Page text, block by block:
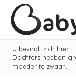
U bevindt zich hier:
Dochters hebben
moeder te zwaar...